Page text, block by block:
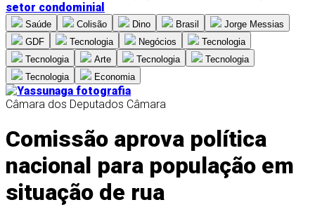
setor condominial
Saúde Colisão Dino Brasil
Jorge Messias
GDF
Tecnologia Negócios
Tecnologia
Tecnologia
Arte Tecnologia
Tecnologia
Tecnologia
Economia
Câmara dos Deputados Câmara
Comissão aprova política
nacional para população em
situação de rua